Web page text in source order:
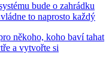
bude o zahrádku
to naprosto každý
někoho, koho baví tahat
a vytvořte si